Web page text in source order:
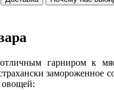
гарниром к
замороженное